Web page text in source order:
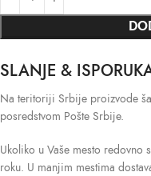
SLANJE &
Na teritoriji Srbije proizvode
posredstvom Pošte Srbije.
Ukoliko u Vaše mesto redovno
roku. U manjim mestima